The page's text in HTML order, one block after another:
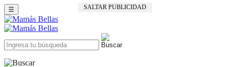
SALTAR PUBLICIDAD
☰